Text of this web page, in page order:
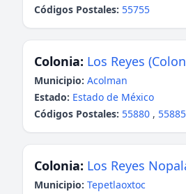
Códigos Postales: 55755
Colonia: Los Reyes
Municipio: Acolman
Estado: Estado de México
Códigos Postales: 55880 , 55885
Colonia: Los Reyes
Municipio: Tepetlaoxtoc